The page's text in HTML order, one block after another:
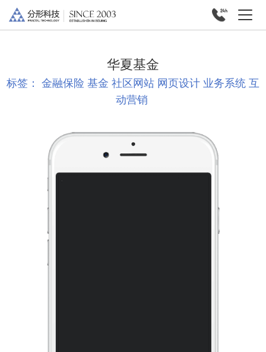
华夏基金
标签： 金融保险 基金 社区网站 网页设计 业务系统 互
动营销